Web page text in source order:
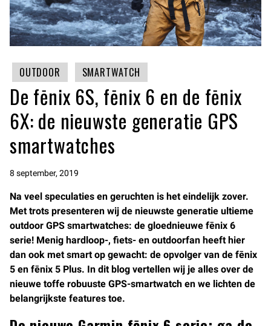
OUTDOOR SMARTWATCH
De fēnix 6S, fēnix 6 en de fēnix
6X: de nieuwste generatie GPS
smartwatches
8 september, 2019
Na veel speculaties en geruchten is het eindelijk zover.
Met trots presenteren wij de nieuwste generatie ultieme
outdoor GPS smartwatches: de gloednieuwe fēnix 6
serie! Menig hardloop-, fiets- en outdoorfan heeft hier
dan ook met smart op gewacht: de opvolger van de fēnix
5 en fēnix 5 Plus. In dit blog vertellen wij je alles over de
nieuwe toffe robuuste GPS-smartwatch en we lichten de
belangrijkste features toe.